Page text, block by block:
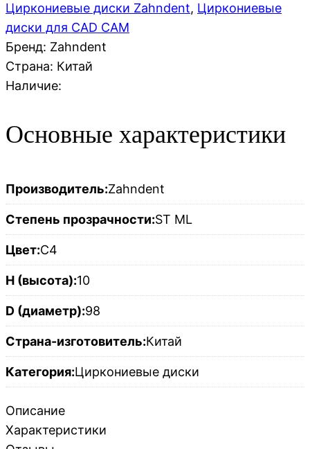
Циркониевые диски Zahndent, Циркониевые
диски для CAD CAM
Бренд: Zahndent
Страна: Китай
Наличие:
Основные характеристики
Производитель:Zahndent
Степень прозрачности:ST ML
Цвет:C4
H (высота):10
D (диаметр):98
Страна-изготовитель:Китай
Категория:Циркониевые диски
Описание
Характеристики